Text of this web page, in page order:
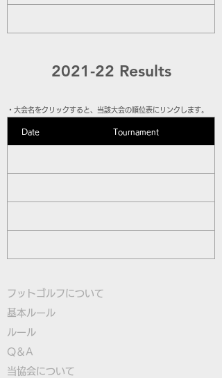
2021-22 Results
​・大会名をクリックすると、当該大会の順位表にリンクします。
Date Tournament
フットゴルフについて
基本ルール
ルール
Q＆A
​当協会について